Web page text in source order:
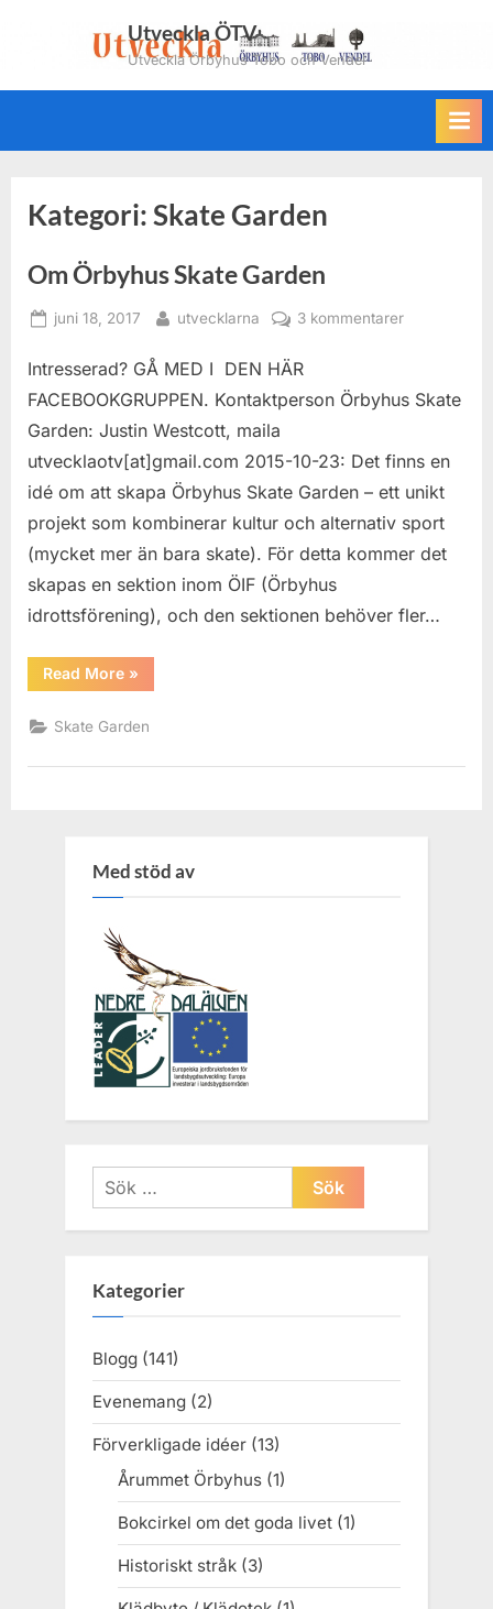
Utveckla ÖTV
Utveckla Örbyhus Tobo och Vendel
Kategori:Skate Garden
Om Örbyhus Skate Garden
Posted
juni 18, 2017 By
utvecklarna 3 kommentarertill
Skate
Intresserad? GÅ MED I DEN HÄR
FACEBOOKGRUPPEN. Kontaktperson Örbyhus Skate
Garden: Justin Westcott, maila
utvecklaotv[at]gmail.com 2015-10-23: Det finns en
idé om att skapa Örbyhus Skate Garden – ett unikt
projekt som kombinerar kultur och alternativ sport
(mycket mer än bara skate). För detta kommer det
skapas en sektion inom ÖIF (Örbyhus
idrottsförening), och den sektionen behöver fler…
Read More“Om
Örbyhus
Garden”
»
Skate Garden
Med stöd av
Sök
efter:
Kategorier
Blogg (141)
Evenemang (2)
Förverkligade idéer (13)
Årummet Örbyhus(1)
Bokcirkel om det goda livet(1)
Historiskt stråk(3)